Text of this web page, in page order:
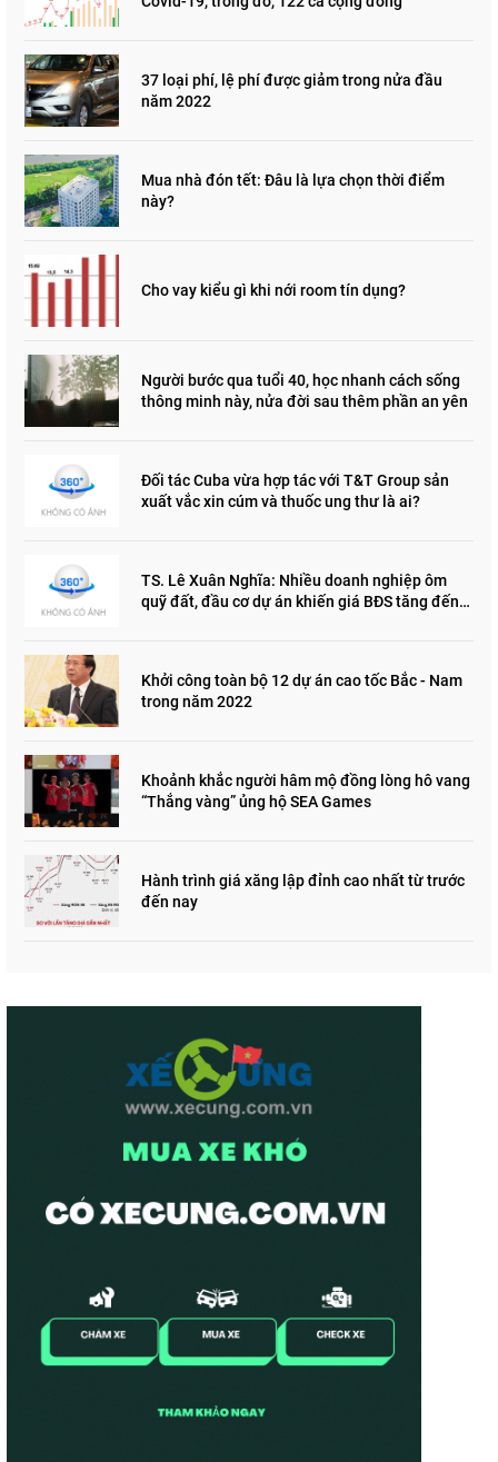
37 loại phí, lệ phí được giảm trong nửa đầu
năm 2022
Mua nhà đón tết: Đâu là lựa chọn thời điểm
này?
Cho vay kiểu gì khi nới room tín dụng?
Người bước qua tuổi 40, học nhanh cách sống
thông minh này, nửa đời sau thêm phần an yên
Đối tác Cuba vừa hợp tác với T&T Group sản
xuất vắc xin cúm và thuốc ung thư là ai?
TS. Lê Xuân Nghĩa: Nhiều doanh nghiệp ôm
quỹ đất, đầu cơ dự án khiến giá BĐS tăng đến
Khởi công toàn bộ 12 dự án cao tốc Bắc - Nam
trong năm 2022
Khoảnh khắc người hâm mộ đồng lòng hô vang
“Thắng vàng” ủng hộ SEA Games
Hành trình giá xăng lập đỉnh cao nhất từ trước
đến nay